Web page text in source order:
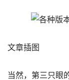
文章插图
当然，第三只眼